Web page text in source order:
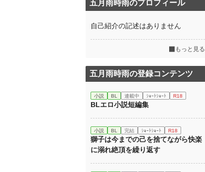
五月雨時雨のプロフィール
自己紹介の記述はありません
もっと見る
五月雨時雨の登録コンテンツ
小説 BL 連載中 ｼｮｰﾄｼｮｰﾄ R18
BLエロ小説短編集
小説 BL 完結 ｼｮｰﾄｼｮｰﾄ R18
獅子は今までの己を捨てながら快楽
に溺れ絶頂を繰り返す